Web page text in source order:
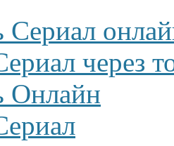
Сериал
через
Онлайн